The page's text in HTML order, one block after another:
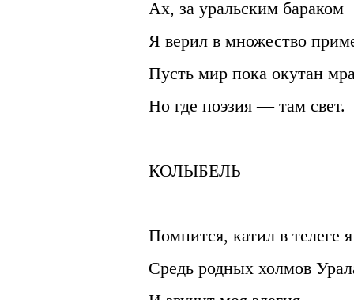
Ах, за уральским бараком
Я верил в множество
Пусть мир пока окутан
Но где поэзия — там свет.
КОЛЫБЕЛЬ
Помнится, катил в телеге я
Средь родных холмов